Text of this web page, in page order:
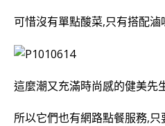
可惜沒有單點酸菜,只有搭配滷
這麼潮又充滿時尚感的健美先
所以它們也有網路點餐服務,